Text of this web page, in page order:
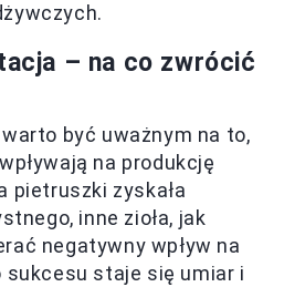
– na co zwrócić
być uważnym na to,
na produkcję
pietruszki zyskała
inne zioła, jak
negatywny wpływ na
sukcesu staje się umiar i